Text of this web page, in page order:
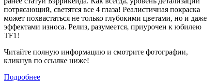
потрясающий, светятся все 4 глаза! Реалистичная покраска
может похвастаться не только глубокими цветами, но и даже
эффектами износа. Релиз, разумеется, приурочен к юбилею
TF1!
Читайте полную информацию и смотрите фотографии,
кликнув по ссылке ниже!
Подробнее